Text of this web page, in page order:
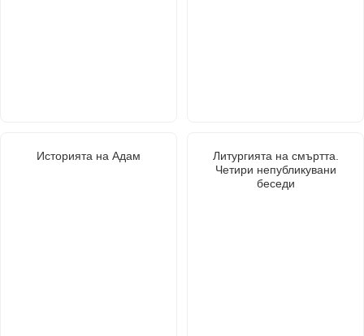
Историята на Адам
Литургията на смъртта.
Четири непубликувани
беседи